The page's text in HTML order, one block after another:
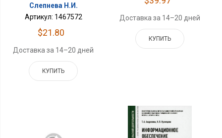
Слепнева Н.И.
Артикул: 1467572
$21.80
Доставка за 14–20 дней
КУПИТЬ
Доставка за 14–20 дней
КУПИТЬ